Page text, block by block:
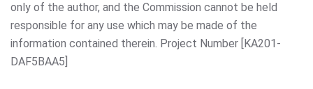
only of the author, and the Commission cannot be held
responsible for any use which may be made of the
information contained therein. Project Number [KA201-
DAF5BAA5]